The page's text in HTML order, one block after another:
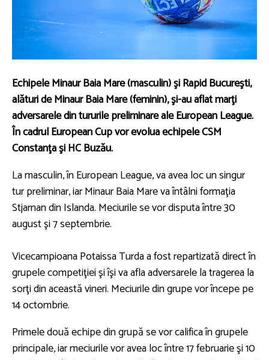
Echipele Minaur Baia Mare (masculin) şi Rapid Bucureşti,
alături de Minaur Baia Mare (feminin), şi-au aflat marţi
adversarele din tururile preliminare ale European League.
În cadrul European Cup vor evolua echipele CSM
Constanţa şi HC Buzău.
La masculin, în European League, va avea loc un singur
tur preliminar, iar Minaur Baia Mare va întâlni formaţia
Stjarnan din Islanda. Meciurile se vor disputa între 30
august şi 7 septembrie.
Vicecampioana Potaissa Turda a fost repartizată direct în
grupele competiţiei şi îşi va afla adversarele la tragerea la
sorţi din această vineri. Meciurile din grupe vor începe pe
14 octombrie.
Primele două echipe din grupă se vor califica în grupele
principale, iar meciurile vor avea loc între 17 februarie şi 10